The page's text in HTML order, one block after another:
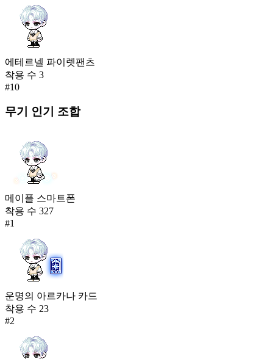
에테르넬 파이렛팬츠
착용 수 3
#10
무기 인기 조합
메이플 스마트폰
착용 수 327
#1
운명의 아르카나 카드
착용 수 23
#2